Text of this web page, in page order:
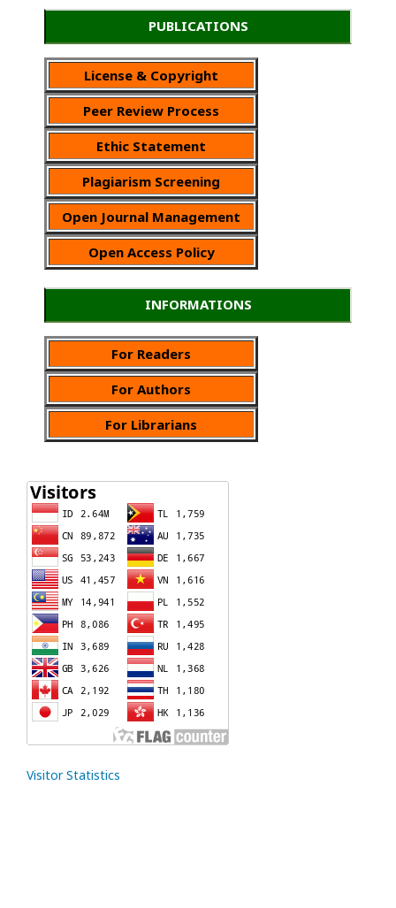
PUBLICATIONS
License & Copyright
Peer Review Process
Ethic Statement
Plagiarism Screening
Open Journal Management
Open Access Policy
INFORMATIONS
For Readers
For Authors
For Librarians
Visitor Statistics